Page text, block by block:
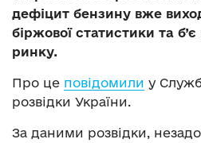
дефіцит бензину вже
біржової статистики та
ринку.
Про це повідомили у
розвідки України.
За даними розвідки,